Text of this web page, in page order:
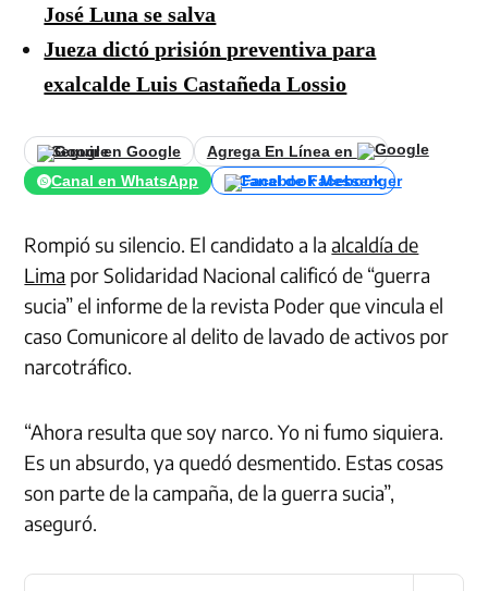
José Luna se salva
Jueza dictó prisión preventiva para
exalcalde Luis Castañeda Lossio
Seguir en Google
Agrega En Línea en
Canal en WhatsApp
Canal de Facebook
Rompió su silencio. El candidato a laalcaldía de
Lima por Solidaridad Nacional calificó de “guerra
sucia” el informe de la revista Poder que vincula el
caso Comunicore al delito de lavado de activos por
narcotráfico.
“Ahora resulta que soy narco. Yo ni fumo siquiera.
Es un absurdo, ya quedó desmentido. Estas cosas
son parte de la campaña, de la guerra sucia”,
aseguró.